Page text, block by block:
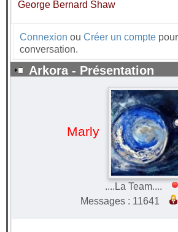
George Bernard Shaw
Connexion ou Créer un compte
conversation.
Arkora - Présentation
Marly
....La Team....
Messages : 11641